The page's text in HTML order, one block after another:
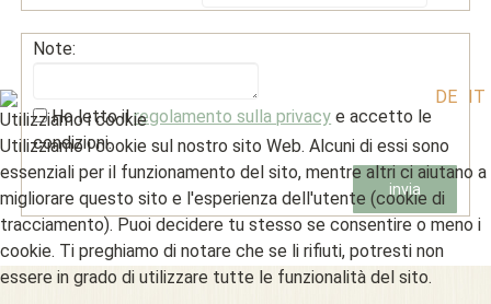
Note:
Ho letto ilregolamento sulla privacy e accetto le
condizioni.
Utilizziamo i cookie
DE IT
Utilizziamo i cookie sul nostro sito Web. Alcuni di essi sono
essenziali per il funzionamento del sito, mentre altri ci aiutano a
migliorare questo sito e l'esperienza dell'utente (cookie di
tracciamento). Puoi decidere tu stesso se consentire o meno i
cookie. Ti preghiamo di notare che se li rifiuti, potresti non
essere in grado di utilizzare tutte le funzionalità del sito.